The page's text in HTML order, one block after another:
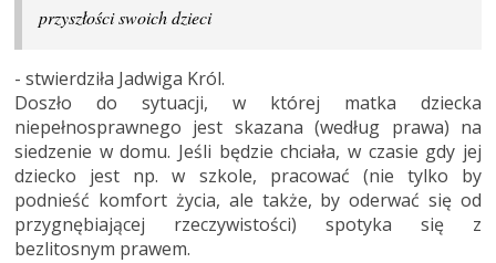
przyszłości swoich dzieci
- stwierdziła Jadwiga Król.
Doszło do sytuacji, w której matka dziecka
niepełnosprawnego jest skazana (według prawa) na
siedzenie w domu. Jeśli będzie chciała, w czasie gdy jej
dziecko jest np. w szkole, pracować (nie tylko by
podnieść komfort życia, ale także, by oderwać się od
przygnębiającej rzeczywistości) spotyka się z
bezlitosnym prawem.